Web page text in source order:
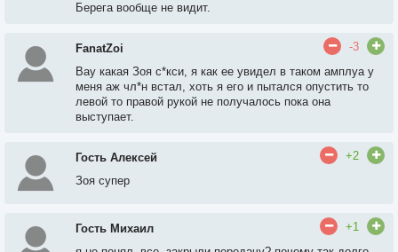
Берега вообще не видит.
FanatZoi
-3
Вау какая Зоя с*кси, я как ее увидел в таком амплуа у
меня аж чл*н встал, хоть я его и пытался опустить то
левой то правой рукой не получалось пока она
выступает.
Гость Алексей
+2
Зоя супер
Гость Михаил
+1